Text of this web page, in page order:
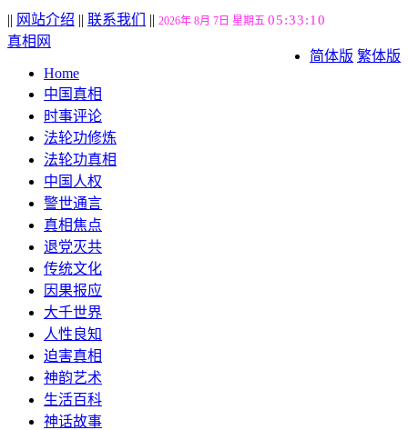
|| 网站介绍 || 联系我们 || 2026年 8月 7日 星期五 05:33:10
简体版 繁体版
真相网
Home
中国真相
时事评论
法轮功修炼
法轮功真相
中国人权
警世通言
真相焦点
退党灭共
传统文化
因果报应
大千世界
人性良知
迫害真相
神韵艺术
生活百科
神话故事